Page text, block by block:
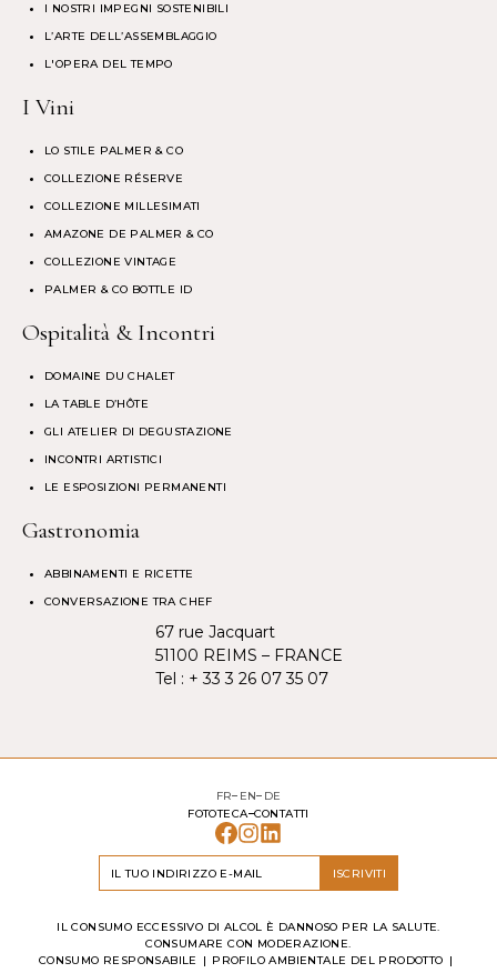
I NOSTRI IMPEGNI SOSTENIBILI
L’ARTE DELL’ASSEMBLAGGIO
L'OPERA DEL TEMPO
I Vini
LO STILE PALMER & CO
COLLEZIONE RÉSERVE
COLLEZIONE MILLESIMATI
AMAZONE DE PALMER & CO
COLLEZIONE VINTAGE
PALMER & CO BOTTLE ID
Ospitalità & Incontri
DOMAINE DU CHALET
LA TABLE D’HÔTE
GLI ATELIER DI DEGUSTAZIONE
INCONTRI ARTISTICI
LE ESPOSIZIONI PERMANENTI
Gastronomia
ABBINAMENTI E RICETTE
CONVERSAZIONE TRA CHEF
67 rue Jacquart
51100 REIMS – FRANCE
Tel : + 33 3 26 07 35 07
ISCRIVITI
FOTOTECA CONTATTI
FR EN DE
IL CONSUMO ECCESSIVO DI ALCOL È DANNOSO PER LA SALUTE.
CONSUMARE CON MODERAZIONE.
CONSUMO RESPONSABILE
PROFILO AMBIENTALE DEL PRODOTTO